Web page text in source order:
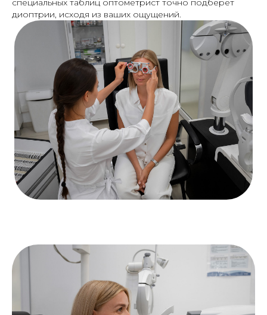
специальных таблиц оптометрист точно подберет
диоптрии, исходя из ваших ощущений.
точный подбор коррекции
«по ощущениям»
Пупиллометр